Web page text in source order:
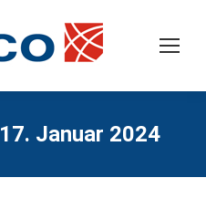
17. Januar 2024